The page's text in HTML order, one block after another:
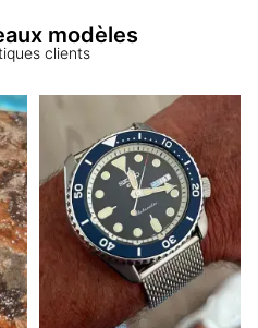
modèles
clients